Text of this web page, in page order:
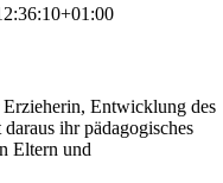
Erzieherin, Entwicklungdes
daraus ihrpädagogisches
Eltern und